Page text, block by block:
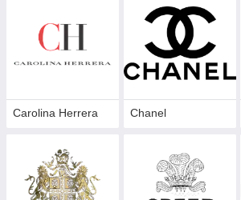
Carolina Herrera Chanel